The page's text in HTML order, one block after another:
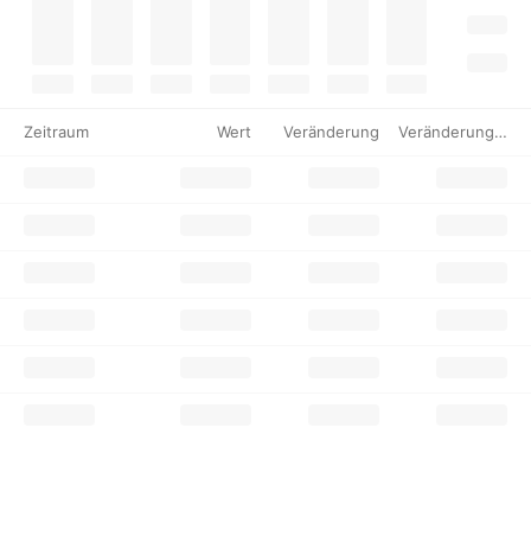
Zeitraum Wert Veränderung Veränderung %